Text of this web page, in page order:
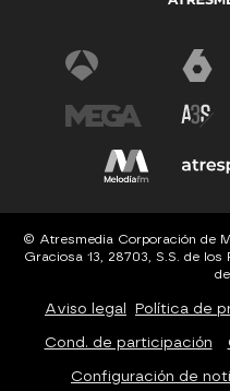
© Atresmedia Corporación de
Graciosa 13, 28703, S.S. de
Aviso legal Política de
Cond. de participación
Configuración de